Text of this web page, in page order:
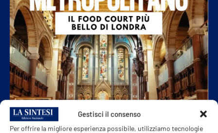
Gestisci il consenso
Per offrire la migliore esperienza possibile, utilizziamo tecnologie